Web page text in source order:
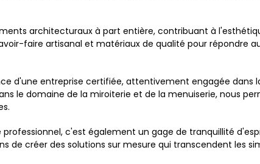
architecturaux à part entière, contribuant à
faire artisanal et matériaux de qualité pour répondre
d'une entreprise certifiée, attentivement engagée dans
le domaine de la miroiterie et de la menuiserie, nous
c'est également un gage de tranquillité
de créer des solutions sur mesure qui transcendent les